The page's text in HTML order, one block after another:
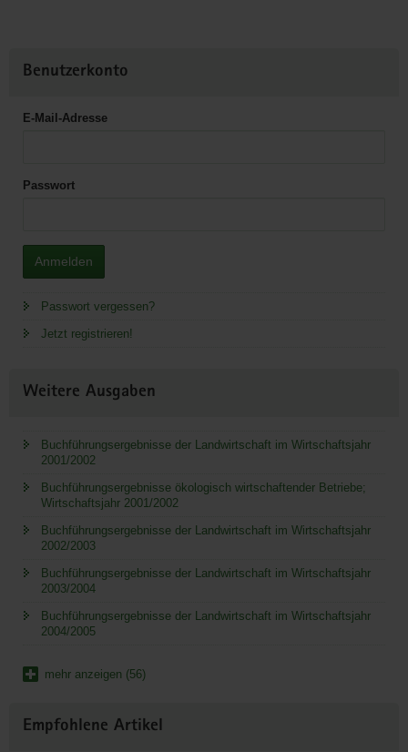
Benutzerkonto
E-Mail-Adresse
Passwort
Anmelden
Passwort vergessen?
Jetzt registrieren!
Weitere Ausgaben
Buchführungsergebnisse der Landwirtschaft im Wirtschaftsjahr
2001/2002
Buchführungsergebnisse ökologisch wirtschaftender Betriebe;
Wirtschaftsjahr 2001/2002
Buchführungsergebnisse der Landwirtschaft im Wirtschaftsjahr
2002/2003
Buchführungsergebnisse der Landwirtschaft im Wirtschaftsjahr
2003/2004
Buchführungsergebnisse der Landwirtschaft im Wirtschaftsjahr
2004/2005
mehr anzeigen (56)
Empfohlene Artikel